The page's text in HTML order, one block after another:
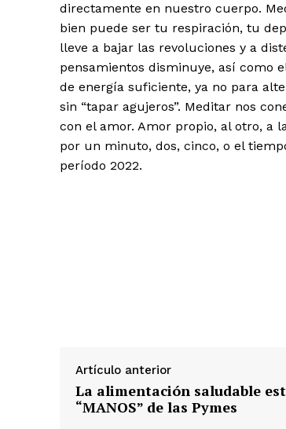
directamente en nuestro cuerpo.
bien puede ser tu respiración, tu
lleve a bajar las revoluciones y a
pensamientos disminuye, así como
de energía suficiente, ya no para
sin “tapar agujeros”. Meditar nos
con el amor. Amor propio, al otro, a
por un minuto, dos, cinco, o el
período 2022.
Artículo anterior
La alimentación saludable
“MANOS” de las Pymes